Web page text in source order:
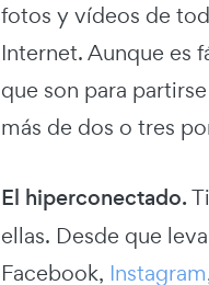
fotos y vídeos de
Internet. Aunque es
que son para
más de dos o tres
El hiperconectado.
ellas. Desde que
Facebook, Instagram